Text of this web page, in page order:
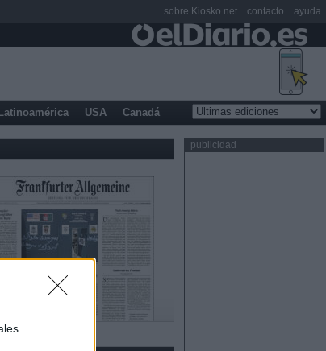
Latinoamérica USA Canadá
publicidad
sobre Kiosko.net contacto ayuda